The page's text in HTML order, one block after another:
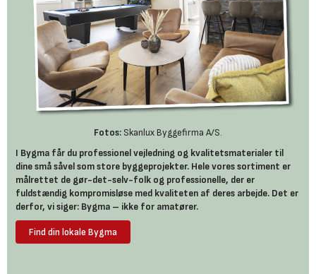
Fotos: Skanlux Byggefirma A/S.
I Bygma får du professionel vejledning og kvalitetsmaterialer til
dine små såvel som store byggeprojekter. Hele vores sortiment er
målrettet de gør-det-selv-folk og professionelle, der er
fuldstændig kompromisløse med kvaliteten af deres arbejde. Det er
derfor, vi siger: Bygma – ikke for amatører.
Find din lokale Bygma